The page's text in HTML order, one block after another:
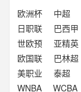
欧洲杯 中超
日职联
巴西甲
世欧预
亚精英
欧国联
巴林超
美职业
泰超
WNBA
WCBA